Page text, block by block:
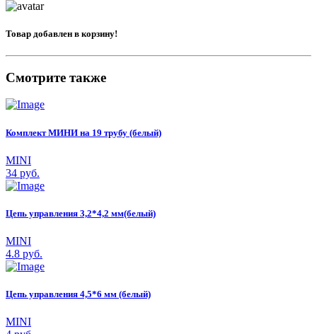
Товар добавлен в корзину!
Смотрите также
Комплект МИНИ на 19 трубу (белый)
MINI
34 руб.
Цепь управления 3,2*4,2 мм(белый)
MINI
4.8 руб.
Цепь управления 4,5*6 мм (белый)
MINI